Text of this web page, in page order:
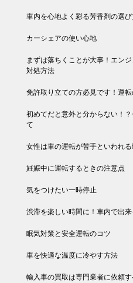
車内を心地よく彩る芳香剤の選
カーシェアの使い心地
まずは落ちくことが大事！エン
対処方法
免許取り立ての方必見です！運
初めてだと意外と分からない！
て
女性は車の運転が苦手といわれる
妊娠中に運転するときの注意点
気をつけたい一時停止
渋滞を楽しい時間に！車内で出
眠気対策と安全運転のコツ
車を快適な温度に冷やす方法
輸入車の買取は専門業者に依頼